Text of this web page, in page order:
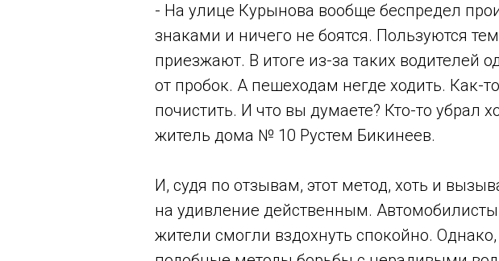
- На улице Курынова вообще беспредел
знаками и ничего не боятся. Пользуются
приезжают. В итоге из-за таких водителей
от пробок. А пешеходам негде ходить. Как-
почистить. И что вы думаете? Кто-то убрал
житель дома № 10 Рустем Бикинеев.
И, судя по отзывам, этот метод, хоть и
на удивление действенным.
жители смогли вздохнуть спокойно.